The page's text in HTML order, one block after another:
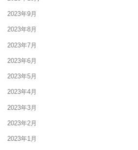
2023年9月
2023年8月
2023年7月
2023年6月
2023年5月
2023年4月
2023年3月
2023年2月
2023年1月